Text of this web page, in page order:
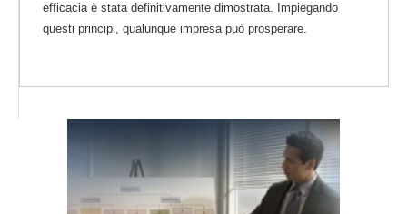
efficacia è stata definitivamente dimostrata. Impiegando
questi principi, qualunque impresa può prosperare.